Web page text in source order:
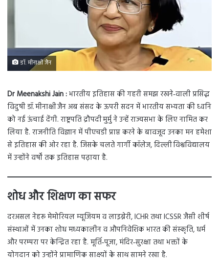
डॉ. मीनाक्षी जैन
Dr Meenakshi Jain :भारतीय इतिहास की गहरी समझ रखने‑वाली प्रसिद्ध
विदुषी डॉ. मीनाक्षी जैन अब संसद के ऊपरी सदन में भारतीय सभ्यता की ध्वनि
को नई ऊंचाई देंगी. राष्ट्रपति द्रौपदी मुर्मु ने उन्हें राज्यसभा के लिए नामित कर
लिया है. राजनीति विज्ञान में पीएचडी प्राप्त करने के बावजूद उनका मन हमेशा
से इतिहास की ओर रहा है. जिसके चलते गार्गी कॉलेज, दिल्ली विश्वविद्यालय
में उन्होंने वर्षों तक इतिहास पढ़ाया है.
शोध और शिक्षण का सफर
दरअसल नेहरू मेमोरियल म्यूजियम व लाइब्रेरी, ICHR तथा ICSSR जैसी शीर्ष
संस्थाओं में उनका शोध मध्यकालीन व औपनिवेशिक भारत की संस्कृति, धर्म
और परम्परा पर केन्द्रित रहा है. मूर्ति‑पूजा, मंदिर‑सुरक्षा तथा भक्तों के
योगदान को उन्होंने प्रामाणिक साक्ष्यों के साथ सामने रखा है.